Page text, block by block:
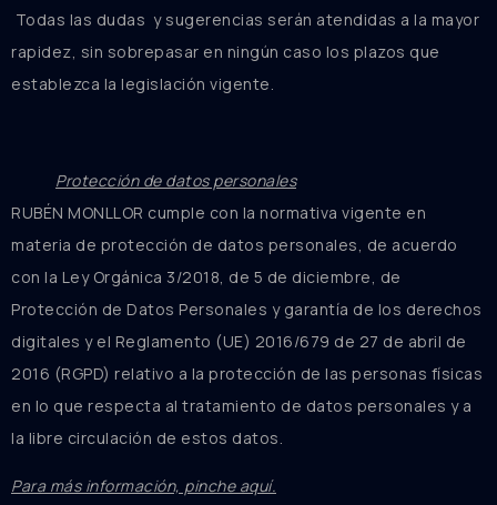
Todas las dudas y sugerencias serán atendidas a la mayor
rapidez, sin sobrepasar en ningún caso los plazos que
establezca la legislación vigente.
Protección de datos personales
RUBÉN MONLLOR cumple con la normativa vigente en
materia de protección de datos personales, de acuerdo
con la Ley Orgánica 3/2018, de 5 de diciembre, de
Protección de Datos Personales y garantía de los derechos
digitales y el Reglamento (UE) 2016/679 de 27 de abril de
2016 (RGPD) relativo a la protección de las personas físicas
en lo que respecta al tratamiento de datos personales y a
la libre circulación de estos datos.
Para más información, pinche aquí.